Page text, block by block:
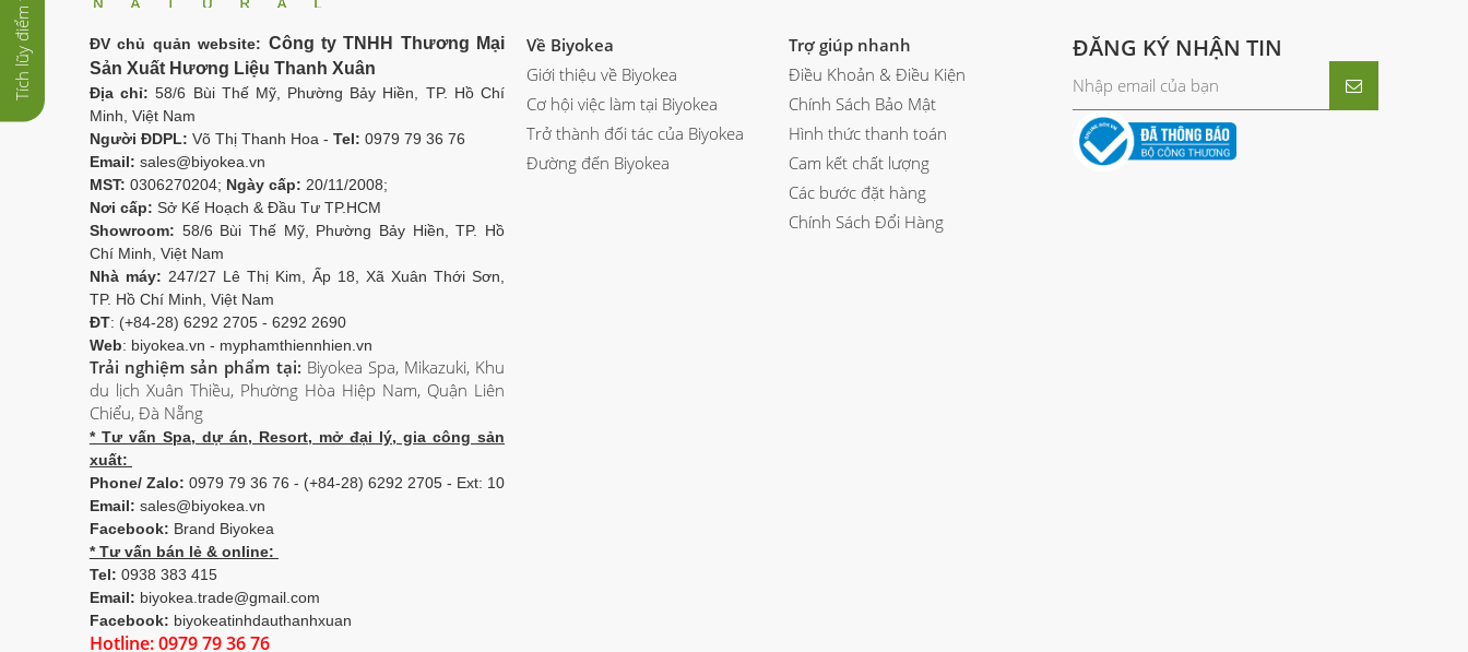
ĐV chủ quản website: Công ty TNHH Thương Mại
Sản Xuất Hương Liệu Thanh Xuân
Địa chỉ:58/6 Bùi Thế Mỹ, Phường Bảy Hiền, TP. Hồ Chí
Minh, Việt Nam
Người ĐDPL: Võ Thị Thanh Hoa - Tel: 0979 79 36 76
Email: sales@biyokea.vn
MST: 0306270204; Ngày cấp: 20/11/2008;
Nơi cấp: Sở Kế Hoạch & Đầu Tư TP.HCM
Showroom: 58/6 Bùi Thế Mỹ, Phường Bảy Hiền, TP. Hồ
Chí Minh, Việt Nam
Nhà máy: 247/27 Lê Thị Kim, Ấp 18, Xã Xuân Thới Sơn,
TP. Hồ Chí Minh, Việt Nam
ĐT: (+84-28) 6292 2705 - 6292 2690
Web: biyokea.vn - myphamthiennhien.vn
Trải nghiệm sản phẩm tại: Biyokea Spa, Mikazuki, Khu
du lịch Xuân Thiều, Phường Hòa Hiệp Nam, Quận Liên
Chiểu, Đà Nẵng
* Tư vấn Spa, dự án, Resort, mở đại lý, gia công sản
xuất:
Phone/ Zalo: 0979 79 36 76 - (+84-28) 6292 2705 - Ext: 10
Email: sales@biyokea.vn
Facebook: Brand Biyokea
* Tư vấn bán lẻ & online:
Tel: 0938 383 415
Email: biyokea.trade@gmail.com
Facebook: biyokeatinhdauthanhxuan
Hotline: 0979 79 36 76
Về Biyokea
Giới thiệu về Biyokea
Cơ hội việc làm tại Biyokea
Trở thành đối tác của Biyokea
Đường đến Biyokea
Trợ giúp nhanh
Điều Khoản & Điều Kiện
Chính Sách Bảo Mật
Hình thức thanh toán
Cam kết chất lượng
Các bước đặt hàng
Chính Sách Đổi Hàng
ĐĂNG KÝ NHẬN TIN